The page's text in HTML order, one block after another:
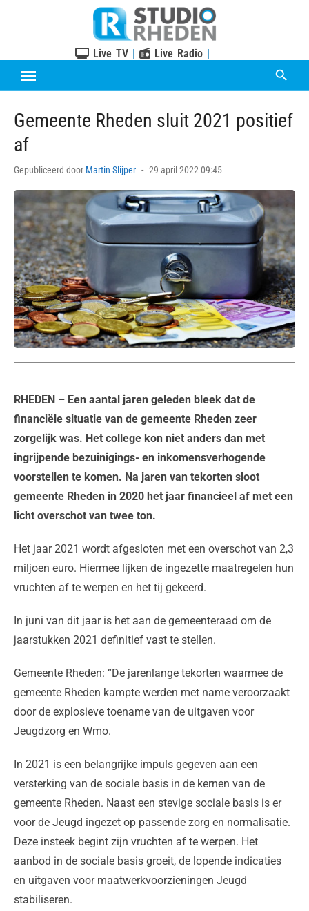
Live TV | Live Radio |
Gemeente Rheden sluit 2021 positief
af
Gepubliceerd door Martin Slijper
Posted
29 april 2022 09:45
RHEDEN – Een aantal jaren geleden bleek dat de
financiële situatie van de gemeente Rheden zeer
zorgelijk was. Het college kon niet anders dan met
ingrijpende bezuinigings- en inkomensverhogende
voorstellen te komen. Na jaren van tekorten sloot
gemeente Rheden in 2020 het jaar financieel af met een
licht overschot van twee ton.
Het jaar 2021 wordt afgesloten met een overschot van 2,3
miljoen euro. Hiermee lijken de ingezette maatregelen hun
vruchten af te werpen en het tij gekeerd.
In juni van dit jaar is het aan de gemeenteraad om de
jaarstukken 2021 definitief vast te stellen.
Gemeente Rheden: “De jarenlange tekorten waarmee de
gemeente Rheden kampte werden met name veroorzaakt
door de explosieve toename van de uitgaven voor
Jeugdzorg en Wmo.
In 2021 is een belangrijke impuls gegeven aan een
versterking van de sociale basis in de kernen van de
gemeente Rheden. Naast een stevige sociale basis is er
voor de Jeugd ingezet op passende zorg en normalisatie.
Deze insteek begint zijn vruchten af te werpen. Het
aanbod in de sociale basis groeit, de lopende indicaties
en uitgaven voor maatwerkvoorzieningen Jeugd
stabiliseren.